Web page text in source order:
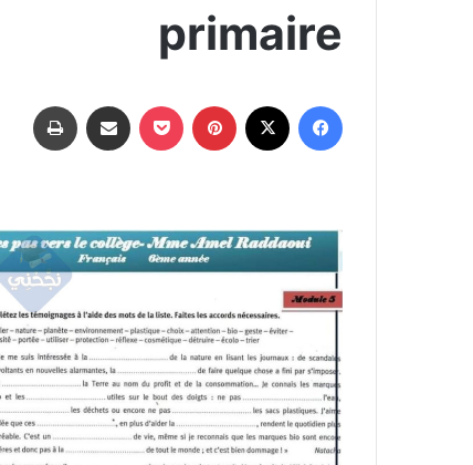
primaire
فيسبوك بينتيريست ‫Pocket مشاركة عبر البريد